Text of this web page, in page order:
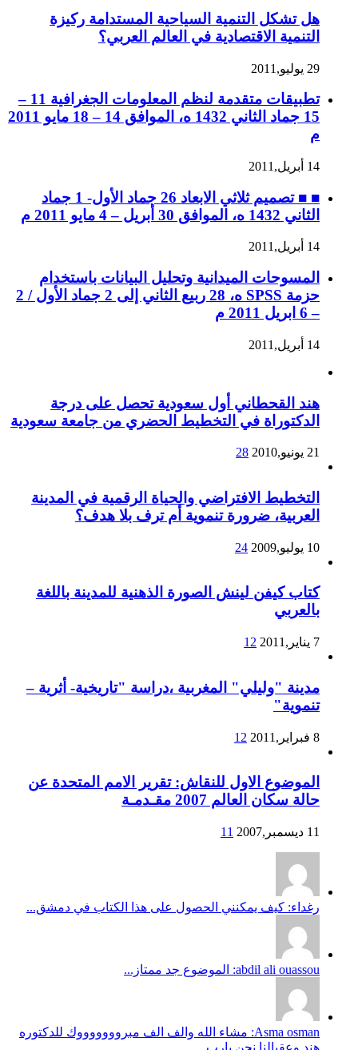
هل تشكل التنمية السياحية المستدامة ركيزة
التنمية الاقتصادية في العالم العربي؟
29 يوليو,2011
تطبيقات متقدمة لنظم المعلومات الجغرافية 11 –
15 جماد الثاني 1432 ه، الموافق 14 – 18 مايو 2011
م
14 أبريل,2011
■ ■ تصميم ثلاثي الابعاد 26 جماد الأول- 1 جماد
الثاني 1432 ه، الموافق 30 أبريل – 4 مايو 2011 م
14 أبريل,2011
المسوحات الميدانية وتحليل البيانات باستخدام
حزمة SPSS ه، 28 ربيع الثاني إلى 2 جماد الأول / 2
– 6 ابريل 2011 م
14 أبريل,2011
هند القحطاني أول سعودية تحصل على درجة
الدكتوراة في التخطيط الحضري من جامعة سعودية
21 يونيو,2010 28
التخطيط الافتراضي والحياة الرقمية في المدينة
العربية، ضرورة تنموية أم ترف بلا هدف؟
10 يوليو,2009 24
كتاب كيفن لينش الصورة الذهنية للمدينة باللغة
بالعربي
7 يناير,2011 12
مدينة "وليلي" المغربية ،دراسة "تاريخية- أثرية –
تنموية"
8 فبراير,2011 12
الموضوع الاول للنقاش: تقرير الامم المتحدة عن
حالة سكان العالم 2007 مقـدمـة
11 ديسمبر,2007 11
رغداء: كيف يمكنني الحصول على هذا الكتاب في دمشق...
abdil ali ouassou: الموضوع جد ممتاز...
Asma osman: مشاء الله والف الف مبروووووووك للدكتوره
هند وعقبالنا نحن يارب...